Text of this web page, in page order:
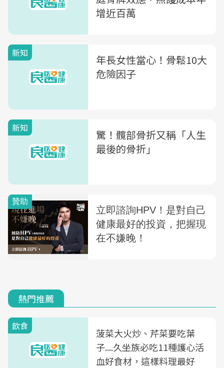
增近百萬
新知
年長女性當心！骨鬆10大
危險因子
新知
驚！髖部骨折又稱「人生
最後的骨折」
熱門推薦
飲食
菠菜大火炒、芹菜要吃葉
子....久坐族必吃11種護心活
血好食材，這樣料理最好